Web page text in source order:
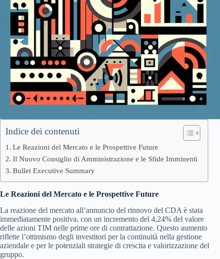
Indice dei contenuti
Le Reazioni del Mercato e le Prospettive Future
Il Nuovo Consiglio di Amministrazione e le Sfide Imminenti
Bullet Executive Summary
Le Reazioni del Mercato e le Prospettive Future
La reazione del mercato all’annuncio del rinnovo del CDA è stata
immediatamente positiva, con un incremento del 4,24% del valore
delle azioni TIM nelle prime ore di contrattazione. Questo aumento
riflette l’ottimismo degli investitori per la continuità nella gestione
aziendale e per le potenziali strategie di crescita e valorizzazione del
gruppo.